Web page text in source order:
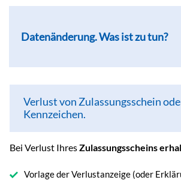
Datenänderung. Was ist zu tun?
Verlust von Zulassungsschein
Kennzeichen.
Bei Verlust IhresZulassungsscheins
Vorlage der Verlustanzeige (oder